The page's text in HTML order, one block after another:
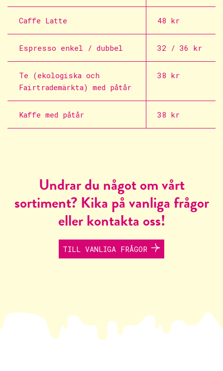
Caffe Latte 48 kr
Espresso enkel / dubbel 32 / 36 kr
Te (ekologiska och
Fairtrademärkta) med påtår
38 kr
Kaffe med påtår 38 kr
Undrar du något om vårt
sortiment? Kika på vanliga frågor
eller kontakta oss!
TILL VANLIGA FRÅGOR